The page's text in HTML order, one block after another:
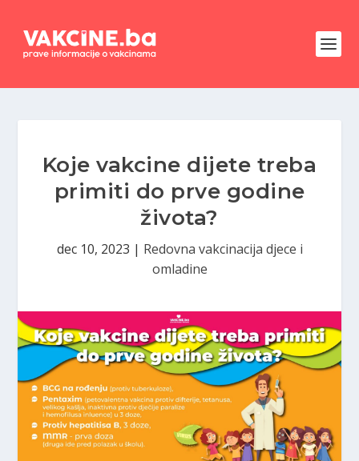
Koje vakcine dijete treba
primiti do prve godine
života?
dec 10, 2023 | Redovna vakcinacija djece i
omladine